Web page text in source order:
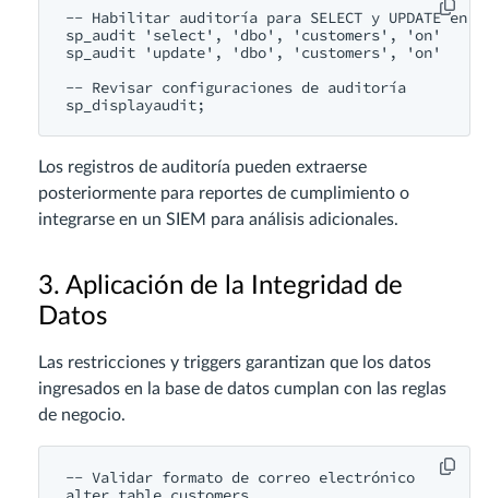
-- Habilitar auditoría para SELECT y UPDATE
sp_audit 'select', 'dbo', 'customers', 'on'
sp_audit 'update', 'dbo', 'customers', 'on'
-- Revisar configuraciones de auditoría
Los registros de auditoría pueden extraerse
posteriormente para reportes de cumplimiento o
integrarse en un SIEM para análisis adicionales.
3. Aplicación de la Integridad de
Datos
Las restricciones y triggers garantizan que los datos
ingresados en la base de datos cumplan con las reglas
de negocio.
-- Validar formato de correo electrónico